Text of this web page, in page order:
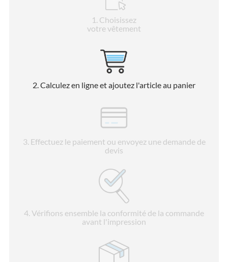
1 . Choisissez
votre vêtement
2. Calculez en ligne et ajoutez l'article au panier
3. Effectuez le paiement ou envoyez une demande de
devis
4 . Vérifions ensemble la conformité de la commande
avant l'impression